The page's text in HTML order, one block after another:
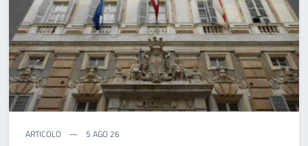
ARTICOLO 5 AGO 26